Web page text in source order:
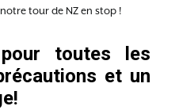
tour de NZ en stop !
toutes les
et un